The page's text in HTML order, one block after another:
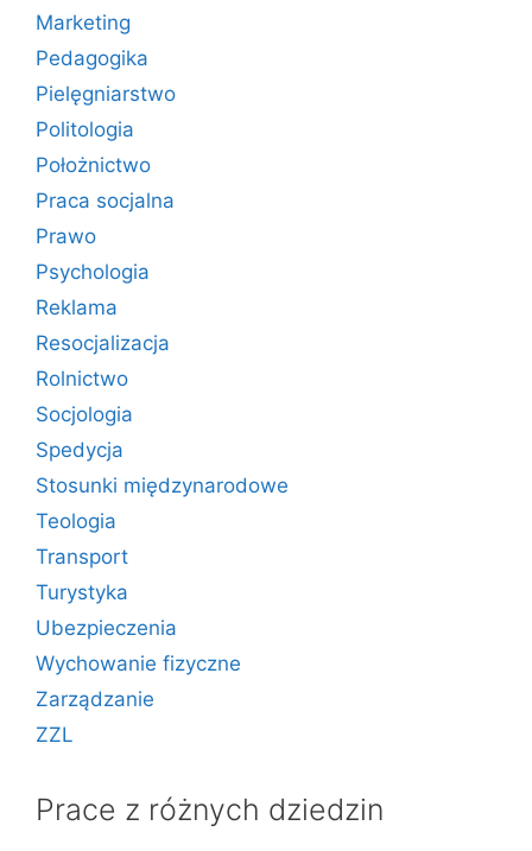
Marketing
Pedagogika
Pielęgniarstwo
Politologia
Położnictwo
Praca socjalna
Prawo
Psychologia
Reklama
Resocjalizacja
Rolnictwo
Socjologia
Spedycja
Stosunki międzynarodowe
Teologia
Transport
Turystyka
Ubezpieczenia
Wychowanie fizyczne
Zarządzanie
ZZL
Prace z różnych dziedzin